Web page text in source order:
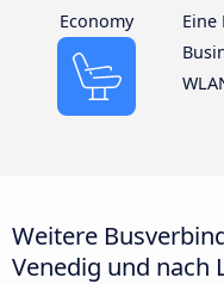
Economy
Eine
Weitere
Venedig und nach